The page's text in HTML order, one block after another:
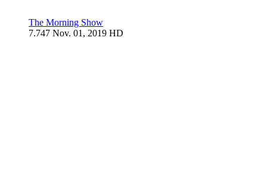
The Morning Show
7.747 Nov. 01, 2019 HD